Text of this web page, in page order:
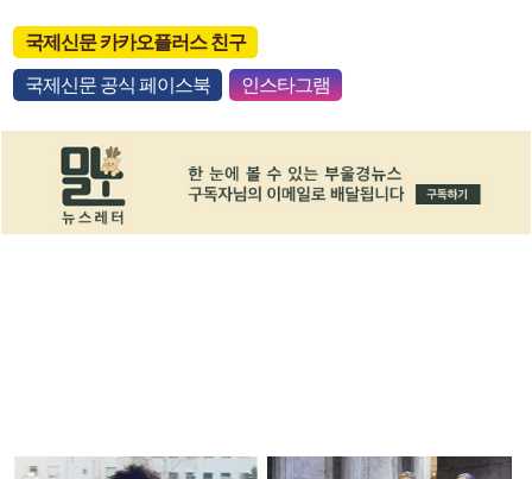
국제신문 카카오플러스 친구
국제신문 공식 페이스북 인스타그램